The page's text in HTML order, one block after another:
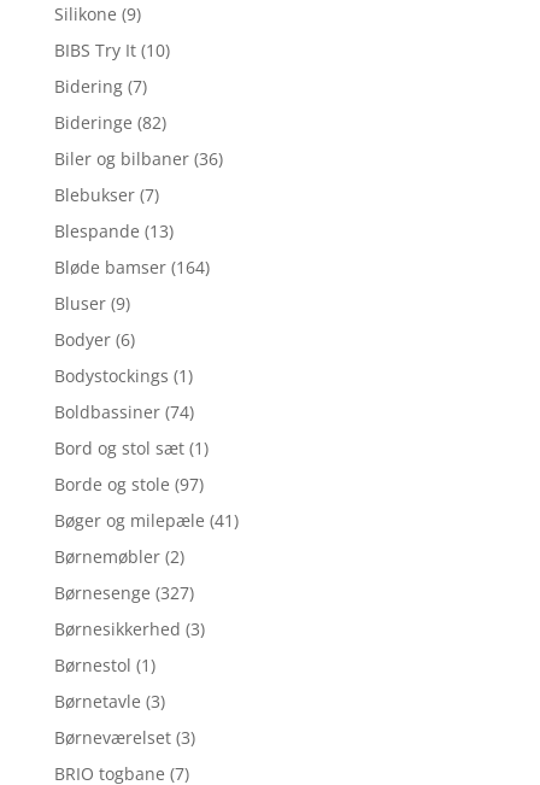
Silikone (9)
BIBS Try It (10)
Bidering (7)
Bideringe (82)
Biler og bilbaner (36)
Blebukser (7)
Blespande (13)
Bløde bamser (164)
Bluser (9)
Bodyer (6)
Bodystockings (1)
Boldbassiner (74)
Bord og stol sæt (1)
Borde og stole (97)
Bøger og milepæle (41)
Børnemøbler (2)
Børnesenge (327)
Børnesikkerhed (3)
Børnestol (1)
Børnetavle (3)
Børneværelset (3)
BRIO togbane (7)